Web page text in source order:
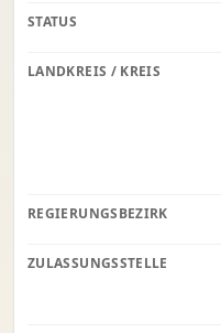
STATUS
LANDKREIS / KREIS
REGIERUNGSBEZIRK
ZULASSUNGSSTELLE